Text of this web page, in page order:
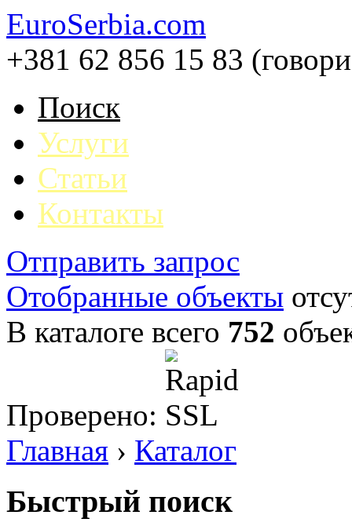
EuroSerbia.com
+381 62 856 15 83
Поиск
Услуги
Статьи
Контакты
Отправить запрос
Отобранные объекты
В каталоге всего 752
Проверено:
Главная › Каталог
Быстрый поиск